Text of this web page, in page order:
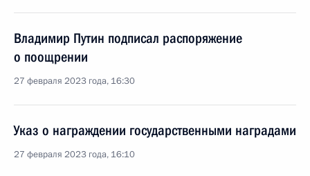
Владимир Путин подписал распоряжение
о поощрении
27 февраля 2023 года, 16:30
Указ о награждении государственными наградами
27 февраля 2023 года, 16:10